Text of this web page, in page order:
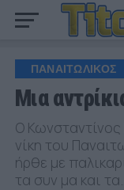
ΠΑΝΑΙΤΩΛΙΚΟΣ
Μια
Ο Κωνσταντίνος
νίκη του
ήρθε με
τα συν μα και